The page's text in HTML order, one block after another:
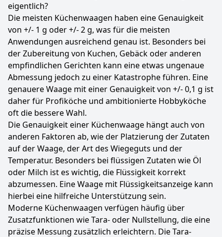
eigentlich?
Die meisten Küchenwaagen haben eine Genauigkeit
von +/- 1 g oder +/- 2 g, was für die meisten
Anwendungen ausreichend genau ist. Besonders bei
der Zubereitung von Kuchen, Gebäck oder anderen
empfindlichen Gerichten kann eine etwas ungenaue
Abmessung jedoch zu einer Katastrophe führen. Eine
genauere Waage mit einer Genauigkeit von +/- 0,1 g ist
daher für Profiköche und ambitionierte Hobbyköche
oft die bessere Wahl.
Die Genauigkeit einer Küchenwaage hängt auch von
anderen Faktoren ab, wie der Platzierung der Zutaten
auf der Waage, der Art des Wiegeguts und der
Temperatur. Besonders bei flüssigen Zutaten wie Öl
oder Milch ist es wichtig, die Flüssigkeit korrekt
abzumessen. Eine Waage mit Flüssigkeitsanzeige kann
hierbei eine hilfreiche Unterstützung sein.
Moderne Küchenwaagen verfügen häufig über
Zusatzfunktionen wie Tara- oder Nullstellung, die eine
präzise Messung zusätzlich erleichtern. Die Tara-